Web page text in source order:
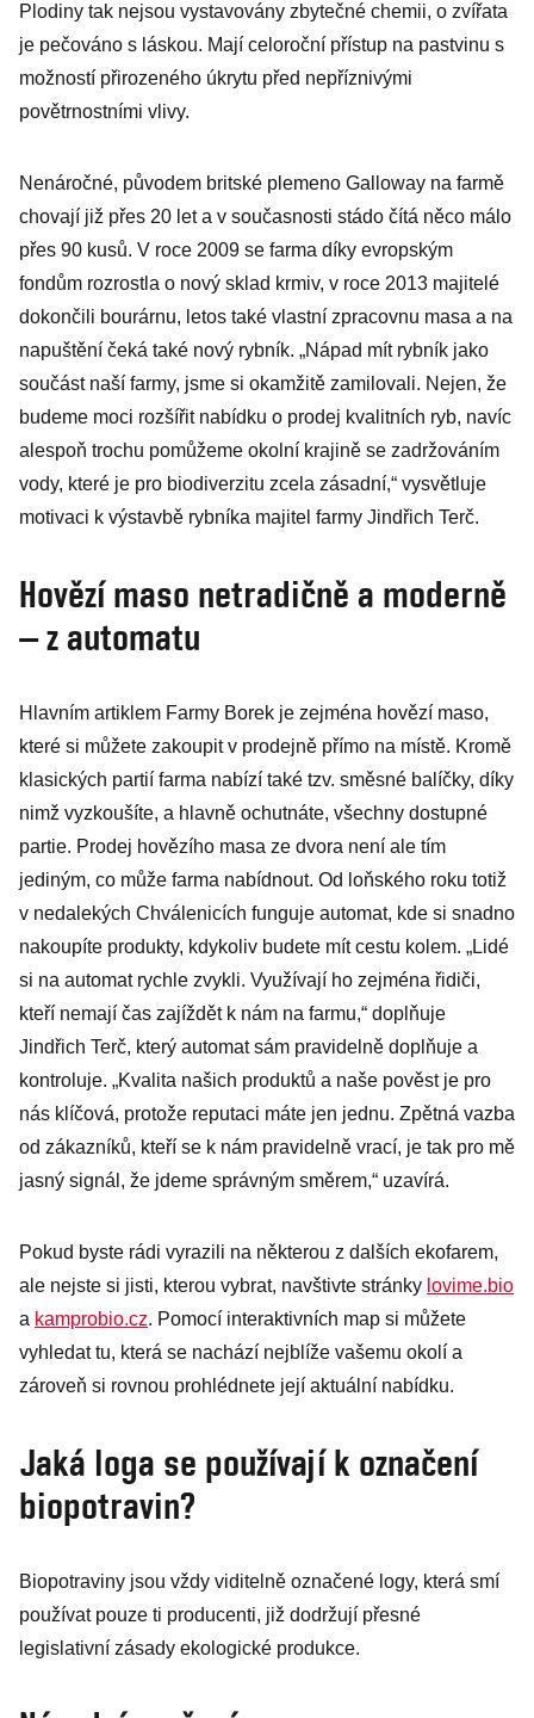
Plodiny tak nejsou vystavovány zbytečné chemii, o zvířata
je pečováno s láskou. Mají celoroční přístup na pastvinu s
možností přirozeného úkrytu před nepříznivými
povětrnostními vlivy.
Nenáročné, původem britské plemeno Galloway na farmě
chovají již přes 20 let a v současnosti stádo čítá něco málo
přes 90 kusů. V roce 2009 se farma díky evropským
fondům rozrostla o nový sklad krmiv, v roce 2013 majitelé
dokončili bourárnu, letos také vlastní zpracovnu masa a na
napuštění čeká také nový rybník. „Nápad mít rybník jako
součást naší farmy, jsme si okamžitě zamilovali. Nejen, že
budeme moci rozšířit nabídku o prodej kvalitních ryb, navíc
alespoň trochu pomůžeme okolní krajině se zadržováním
vody, které je pro biodiverzitu zcela zásadní,“ vysvětluje
motivaci k výstavbě rybníka majitel farmy Jindřich Terč.
Hovězí maso netradičně a moderně
– z automatu
Hlavním artiklem Farmy Borek je zejména hovězí maso,
které si můžete zakoupit v prodejně přímo na místě. Kromě
klasických partií farma nabízí také tzv. směsné balíčky, díky
nimž vyzkoušíte, a hlavně ochutnáte, všechny dostupné
partie. Prodej hovězího masa ze dvora není ale tím
jediným, co může farma nabídnout. Od loňského roku totiž
v nedalekých Chválenicích funguje automat, kde si snadno
nakoupíte produkty, kdykoliv budete mít cestu kolem. „Lidé
si na automat rychle zvykli. Využívají ho zejména řidiči,
kteří nemají čas zajíždět k nám na farmu,“ doplňuje
Jindřich Terč, který automat sám pravidelně doplňuje a
kontroluje. „Kvalita našich produktů a naše pověst je pro
nás klíčová, protože reputaci máte jen jednu. Zpětná vazba
od zákazníků, kteří se k nám pravidelně vrací, je tak pro mě
jasný signál, že jdeme správným směrem,“ uzavírá.
Pokud byste rádi vyrazili na některou z dalších ekofarem,
ale nejste si jisti, kterou vybrat, navštivte stránky lovime.bio
a kamprobio.cz. Pomocí interaktivních map si můžete
vyhledat tu, která se nachází nejblíže vašemu okolí a
zároveň si rovnou prohlédnete její aktuální nabídku.
Jaká loga se používají k označení
biopotravin?
Biopotraviny jsou vždy viditelně označené logy, která smí
používat pouze ti producenti, již dodržují přesné
legislativní zásady ekologické produkce.